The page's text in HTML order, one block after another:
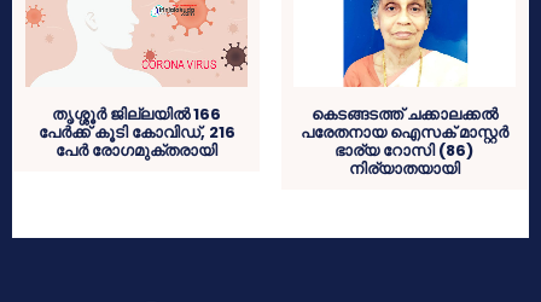
തൃശ്ശൂർ ജില്ലയിൽ 166
പേർക്ക് കൂടി കോവിഡ്, 216
പേർ രോഗമുക്തരായി
കെടങ്ങടത്ത് ചക്കാലക്കൽ
പരേതനായ ഐസക് മാസ്റ്റർ
ഭാര്യ റോസി (86)
നിര്യാതയായി